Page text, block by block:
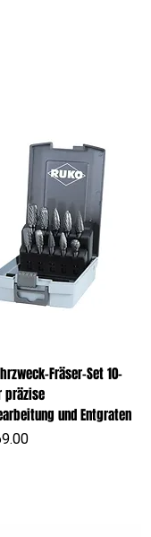
Fräser-Set 10-
und Entgraten